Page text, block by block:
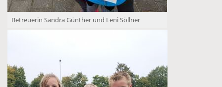
Betreuerin Sandra Günther und Leni Söllner